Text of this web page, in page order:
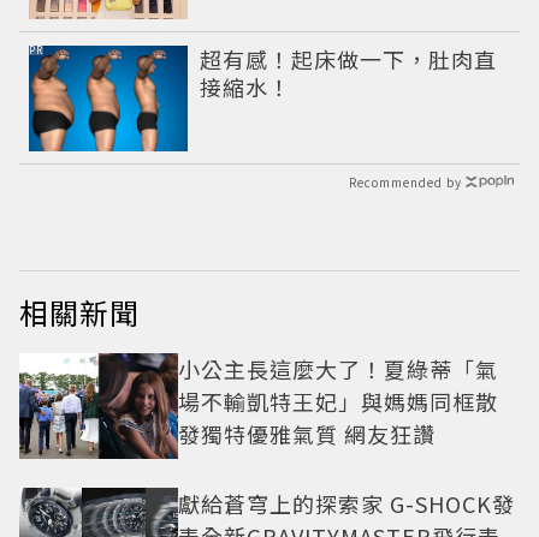
超有感！起床做一下，肚肉直
接縮水！
PR
Recommended by
相關新聞
小公主長這麼大了！夏綠蒂「氣
場不輸凱特王妃」與媽媽同框散
發獨特優雅氣質 網友狂讚
獻給蒼穹上的探索家 G-SHOCK發